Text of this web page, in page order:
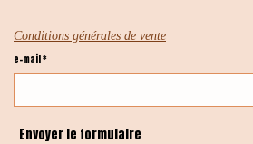
Conditions générales de vente
e-mail *
Envoyer le formulaire